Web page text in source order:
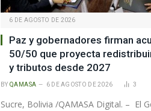
6 DE AGOSTO DE 2026
Paz y gobernadores firman
50/50 que proyecta
y tributos desde 2027
BY QAMASA 6 DE AGOSTO DE 2026 3
Sucre, Bolivia /QAMASA Digital. – El